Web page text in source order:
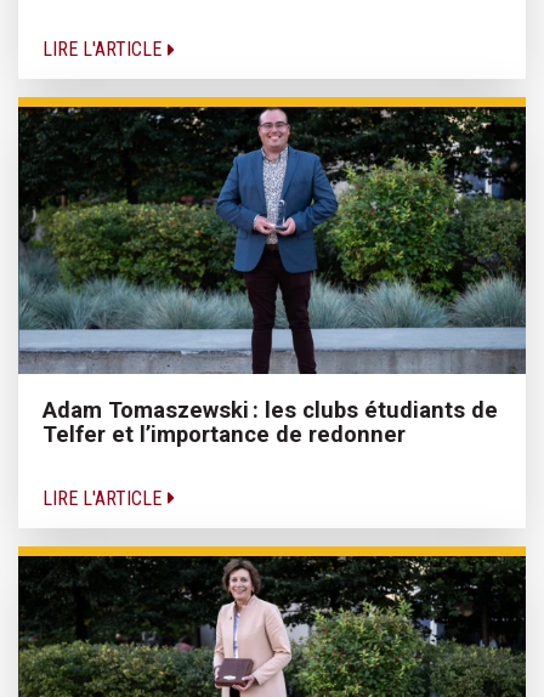
LIRE L'ARTICLE
Adam Tomaszewski : les clubs étudiants de
Telfer et l’importance de redonner
LIRE L'ARTICLE